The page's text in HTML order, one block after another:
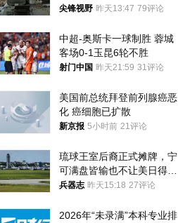
答案令人沉默
尖锋视野 昨天13:47 79评论
中超-奥斯卡一球制胜 蓉城
客场0-1玉昆6轮不胜
射门中国 昨天21:59 31评论
美国前总统拜登前列腺癌恶
化 癌细胞已扩散
新京报 5小时前 21评论
琉球王室后裔正式摊牌，宁
可满盘皆输也不让美日得
逞，中国成关键
兵器志 昨天15:18 27评论
2026年“未录满”本科专业排